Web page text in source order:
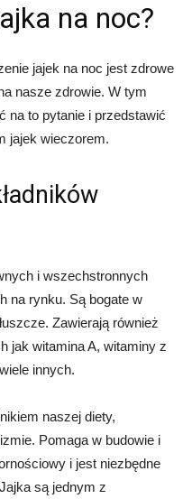
na noc?
jajek na noc jest zdrowe
nasze zdrowie. W tym
na to pytanie i przedstawić
jajek wieczorem.
i wszechstronnych
na rynku. Są bogate w
Zawierają również
jak witamina A, witaminy z
innych.
naszej diety,
Pomaga w budowie i
i jest niezbędne
są jednym z